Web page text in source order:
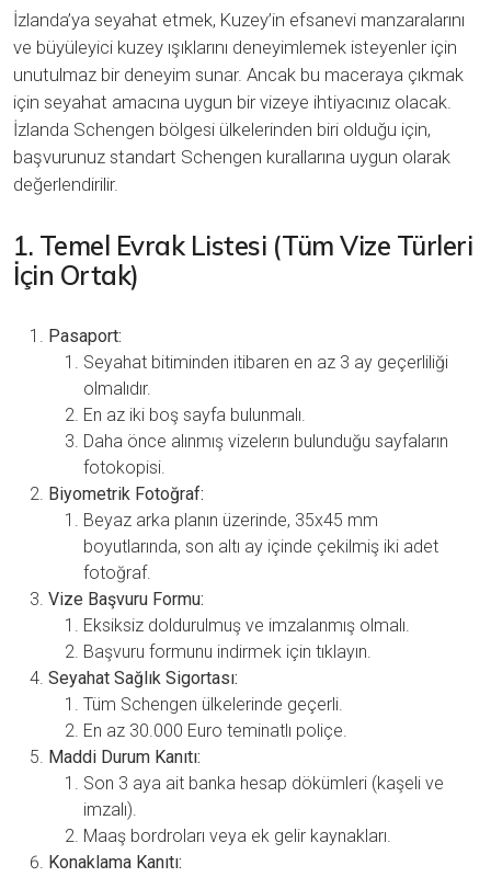
İzlanda’ya seyahat etmek, Kuzey’in efsanevi manzaralarını
ve büyüleyici kuzey ışıklarını deneyimlemek isteyenler için
unutulmaz bir deneyim sunar. Ancak bu maceraya çıkmak
için seyahat amacına uygun bir vizeye ihtiyacınız olacak.
İzlanda Schengen bölgesi ülkelerinden biri olduğu için,
başvurunuz standart Schengen kurallarına uygun olarak
değerlendirilir.
1. Temel Evrak Listesi (Tüm Vize Türleri
İçin Ortak)
Pasaport:
Seyahat bitiminden itibaren en az 3 ay geçerliliği
olmalıdır.
En az iki boş sayfa bulunmalı.
Daha önce alınmış vizelerın bulunduğu sayfaların
fotokopisi.
Biyometrik Fotoğraf:
Beyaz arka planın üzerinde, 35x45 mm
boyutlarında, son altı ay içinde çekilmiş iki adet
fotoğraf.
Vize Başvuru Formu:
Eksiksiz doldurulmuş ve imzalanmış olmalı.
Başvuru formunu indirmek için tıklayın.
Seyahat Sağlık Sigortası:
Tüm Schengen ülkelerinde geçerli.
En az 30.000 Euro teminatlı poliçe.
Maddi Durum Kanıtı:
Son 3 aya ait banka hesap dökümleri (kaşeli ve
imzalı).
Maaş bordroları veya ek gelir kaynakları.
Konaklama Kanıtı: